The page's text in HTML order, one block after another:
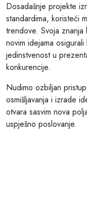
Dosadašnje projekte
standardima, koristeći
trendove. Svoja znanja
novim idejama
jedinstvenost u
konkurencije.
Nudimo ozbiljan
osmišljavanja i izrade
otvara sasvim nova
uspješno poslovanje.